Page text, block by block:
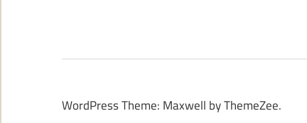
WordPress Theme: Maxwell by ThemeZee.